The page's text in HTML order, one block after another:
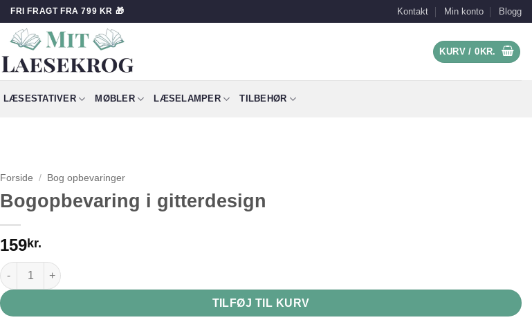
FRI FRAGT FRA 799 KR 🎁 Kontakt Min konto Blogg
KURV /0KR.
LÆSESTATIVER MØBLER LÆSELAMPER TILBEHØR
Forside / Bog opbevaringer
Bogopbevaring i gitterdesign
159kr.
Bogopbevaring i gitterdesign antal
TILFØJ TIL KURV